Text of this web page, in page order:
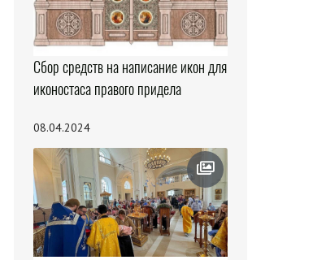
Сбор средств на написание икон для
иконостаса правого придела
08.04.2024